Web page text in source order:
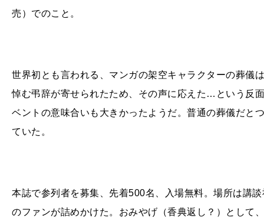
売）でのこと。
世界初とも言われる、マンガの架空キャラクターの葬儀
悼む弔辞が寄せられたため、その声に応えた…という反
ベントの意味合いも大きかったようだ。普通の葬儀だと
ていた。
本誌で参列者を募集、先着500名、入場無料。場所は講
のファンが詰めかけた。おみやげ（香典返し？）として